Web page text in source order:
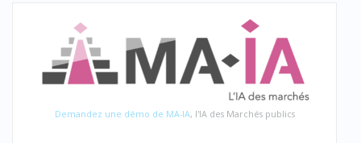
Demandez une démo de MA-IA, l'IA des Marchés publics